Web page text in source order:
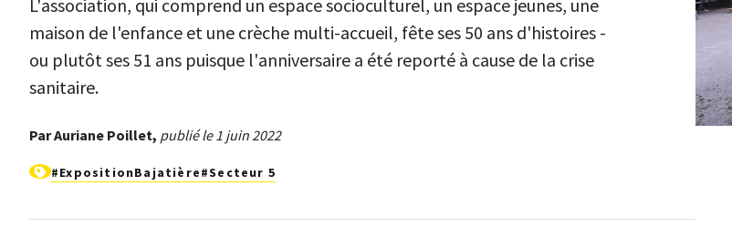
L'association, qui comprend un espace socioculturel, un espace jeunes, une
maison de l'enfance et une crèche multi-accueil, fête ses 50 ans d'histoires -
ou plutôt ses 51 ans puisque l'anniversaire a été reporté à cause de la crise
sanitaire.
Par Auriane Poillet, publié le 1 juin 2022
#ExpositionBajatière#Secteur 5